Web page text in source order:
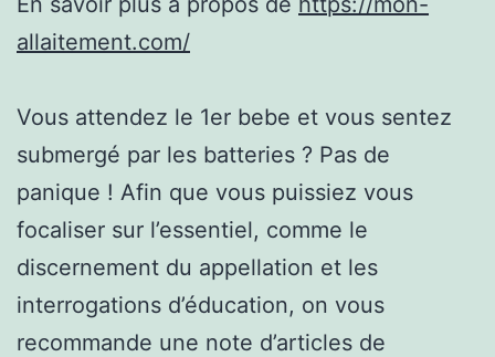
allaitement.com/
Vous attendez le 1er bebe et vous sentez
submergé par les batteries ? Pas de
panique ! Afin que vous puissiez vous
focaliser sur l’essentiel, comme le
discernement du appellation et les
interrogations d’éducation, on vous
recommande une note d’articles de